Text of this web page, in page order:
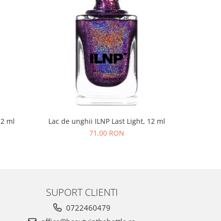
ml
Lac de unghii ILNP Last Light, 12 ml
71,00 RON
SUPORT CLIENTI
0722460479